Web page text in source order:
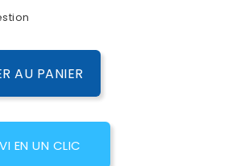
AU PANIER
EN UN CLIC